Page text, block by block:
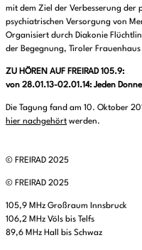
mit dem Ziel der Verbesserung der
psychiatrischen Versorgung von
Organisiert durch Diakonie
der Begegnung, Tiroler
ZU HÖREN AUF FREIRAD 105.9:
von 28.01.13-02.01.14: Jeden
Die Tagung fand am 10. Oktober
hier nachgehört werden.
© FREIRAD 2025
© FREIRAD 2025
105,9 MHz Großraum Innsbruck
106,2 MHz Völs bis Telfs
89,6 MHz Hall bis Schwaz